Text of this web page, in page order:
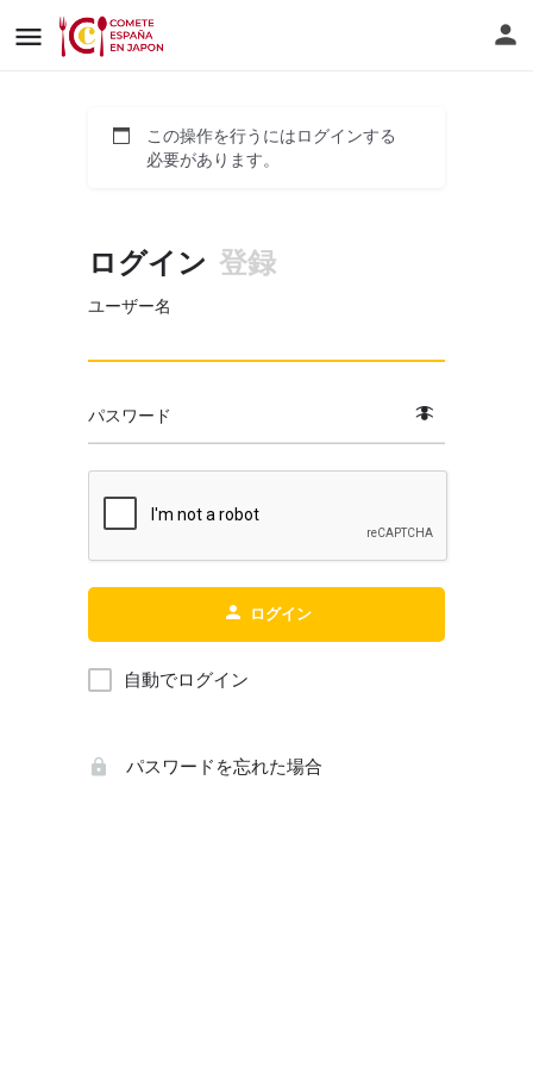
この操作を行うにはログインする
必要があります。
ログイン 登録
ユーザー名
パスワード
ログイン
自動でログイン
パスワードを忘れた場合